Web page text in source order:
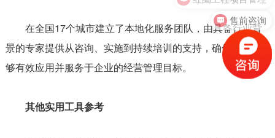
在全国17个城市建立了本地化服务团队，由具备行业背
景的专家提供从咨询、实施到持续培训的支持，确保系统能
够有效应用并服务于企业的经营管理目标。
其他实用工具参考
售前咨询